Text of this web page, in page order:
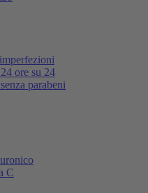
ore su 24
parabeni
C